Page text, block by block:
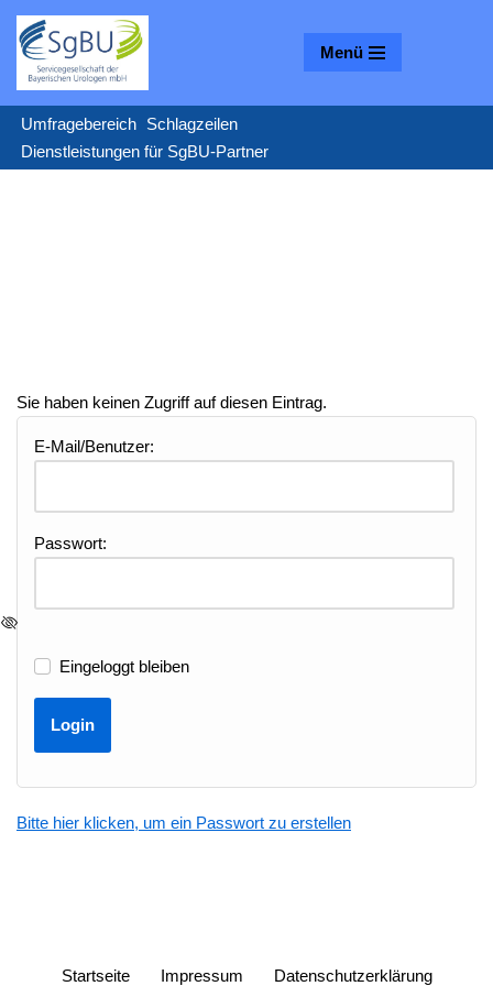
Zum
Inhalt
springen
Menü
Umfragebereich Schlagzeilen
Dienstleistungen für SgBU-Partner
Sie haben keinen Zugriff auf diesen Eintrag.
E-Mail/Benutzer:
Passwort:
Eingeloggt bleiben
Bitte hier klicken, um ein Passwort zu erstellen
Startseite Impressum Datenschutzerklärung